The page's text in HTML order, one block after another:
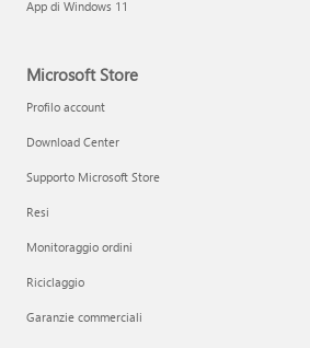
App di Windows 11
Microsoft Store
Profilo account
Download Center
Supporto Microsoft Store
Resi
Monitoraggio ordini
Riciclaggio
Garanzie commerciali